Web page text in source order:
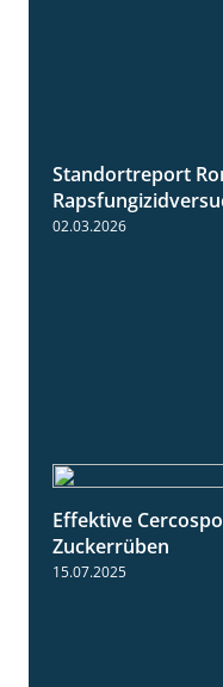
Standortreport
02.03.2026
Effektive
Zuckerrüben
15.07.2025